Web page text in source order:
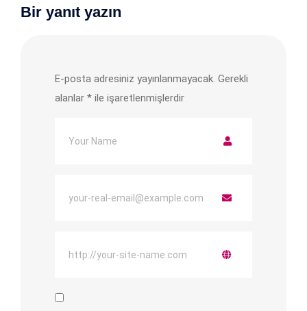
Bir yanıt yazın
E-posta adresiniz yayınlanmayacak. Gerekli
alanlar * ile işaretlenmişlerdir